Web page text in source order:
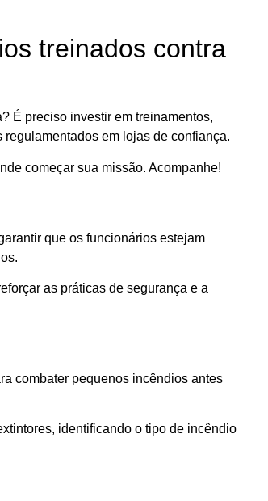
treinados contra
É preciso investir em treinamentos,
em lojas de confiança.
começar sua missão. Acompanhe!
que os funcionários estejam
as práticas de segurança e a
combater pequenos incêndios antes
identificando o tipo de incêndio